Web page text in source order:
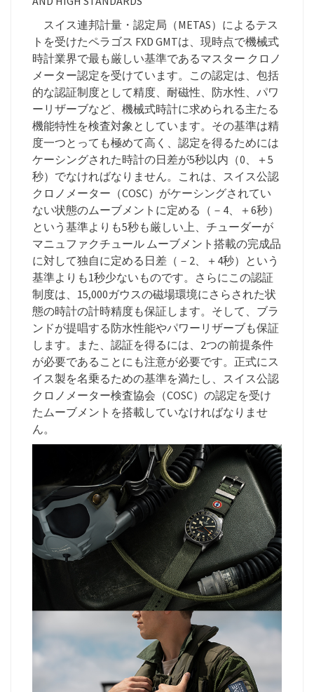
スイス連邦計量・認定局（METAS）によるテス
トを受けたペラゴス FXD GMTは、現時点で機械式
時計業界で最も厳しい基準であるマスター クロノ
メーター認定を受けています。この認定は、包括
的な認証制度として精度、耐磁性、防水性、パワ
ーリザーブなど、機械式時計に求められる主たる
機能特性を検査対象としています。その基準は精
度一つとっても極めて高く、認定を得るためには
ケーシングされた時計の日差が5秒以内（0、＋5
秒）でなければなりません。これは、スイス公認
クロノメーター（COSC）がケーシングされてい
ない状態のムーブメントに定める（－4、＋6秒）
という基準よりも5秒も厳しい上、チューダーが
マニュファクチュール ムーブメント搭載の完成品
に対して独自に定める日差（－2、＋4秒）という
基準よりも1秒少ないものです。さらにこの認証
制度は、15,000ガウスの磁場環境にさらされた状
態の時計の計時精度も保証します。そして、ブラ
ンドが提唱する防水性能やパワーリザーブも保証
します。また、認証を得るには、2つの前提条件
が必要であることにも注意が必要です。正式にス
イス製を名乗るための基準を満たし、スイス公認
クロノメーター検査協会（COSC）の認定を受け
たムーブメントを搭載していなければなりませ
ん。